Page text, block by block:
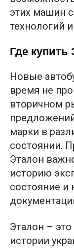
этих машин
технологий
Где купить
Новые
время не
вторичном
марки в
состоянии.
Эталон
историю
состояние и
Эталон – это
истории